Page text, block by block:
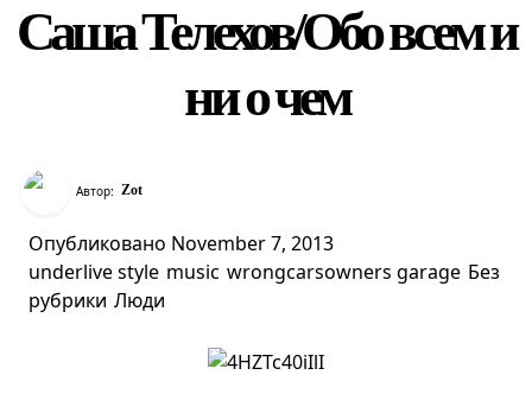
Саша Телехов/Обо всем и
ни о чем
Автор: Zot
Опубликовано November 7, 2013
underlive style music wrongcarsowners garage Без
рубрики Люди